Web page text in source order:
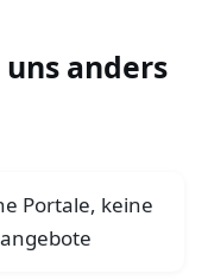
anders
Portale, keine